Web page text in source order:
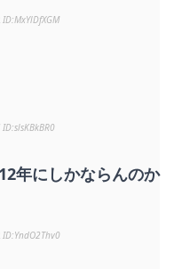
MxYlDfXGM
slsKBkBR0
年にしかならんのか
YndO2Thv0